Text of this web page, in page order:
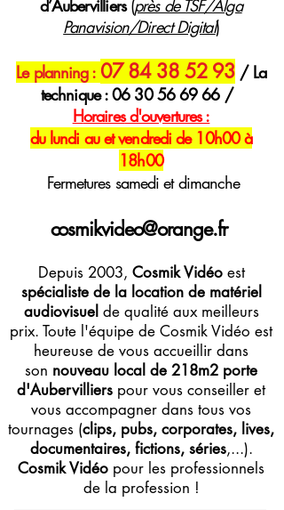
d’Aubervilliers(près de TSF/Alga
Panavision/Direct Digital)
Le planning : 07 84 38 52 93 / La
technique :06 30 56 69 66/
Horairesd'ouvertures :
du lundi au et vendredi de 10h00 à
18h00
Fermetures samedi et dimanche
cosmikvideo@orange.fr
Depuis 2003, Cosmik Vidéoest
spécialiste de la location de matériel
audiovisuel de qualité aux meilleurs
prix. Toute l'équipe de Cosmik Vidéo est
heureuse de vous accueillir dans
son nouveau local de 218m2 porte
d'Aubervilliers pour vous conseiller et
vous accompagner dans tous vos
tournages (clips, pubs, corporates, lives,
documentaires, fictions, séries,...).
Cosmik Vidéo pour les professionnels
de la profession !